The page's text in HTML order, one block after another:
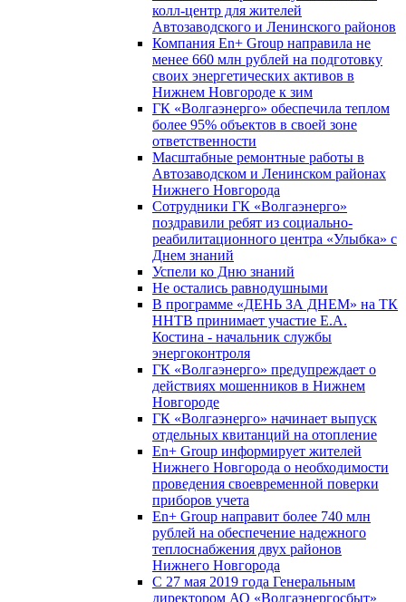
колл-центр для жителей
Автозаводского и Ленинского районов
Компания En+ Group направила не
менее 660 млн рублей на подготовку
своих энергетических активов в
Нижнем Новгороде к зим
ГК «Волгаэнерго» обеспечила теплом
более 95% объектов в своей зоне
ответственности
Масштабные ремонтные работы в
Автозаводском и Ленинском районах
Нижнего Новгорода
Сотрудники ГК «Волгаэнерго»
поздравили ребят из социально-
реабилитационного центра «Улыбка» с
Днем знаний
Успели ко Дню знаний
Не остались равнодушными
В программе «ДЕНЬ ЗА ДНЕМ» на ТК
ННТВ принимает участие Е.А.
Костина - начальник службы
энергоконтроля
ГК «Волгаэнерго» предупреждает о
действиях мошенников в Нижнем
Новгороде
ГК «Волгаэнерго» начинает выпуск
отдельных квитанций на отопление
En+ Group информирует жителей
Нижнего Новгорода о необходимости
проведения своевременной поверки
приборов учета
En+ Group направит более 740 млн
рублей на обеспечение надежного
теплоснабжения двух районов
Нижнего Новгорода
С 27 мая 2019 года Генеральным
директором АО «Волгаэнергосбыт»